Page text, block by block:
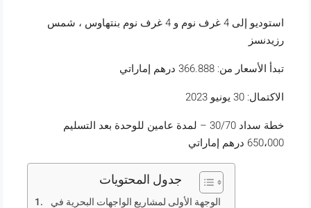
استوديو إلى 4 غرف نوم و 4 غرف نوم بنتهاوس ، شمس
رزيدنسز
تبدأ الأسعار من: 366.888 درهم إماراتي
الاكتمال: 30 يونيو 2023
خطة سداد 30/70 – لمدة عامين للوحدة بعد التسليم
650،000 درهم إماراتي
جدول المحتويات
الوجهة الأولى لمشاريع الواجهات البحرية في